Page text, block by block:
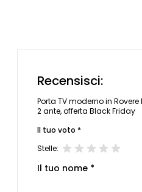
Recensisci:
Porta TV moderno in
2 ante, offerta Black Friday
Il tuo voto *
Stelle:
Il tuo nome *